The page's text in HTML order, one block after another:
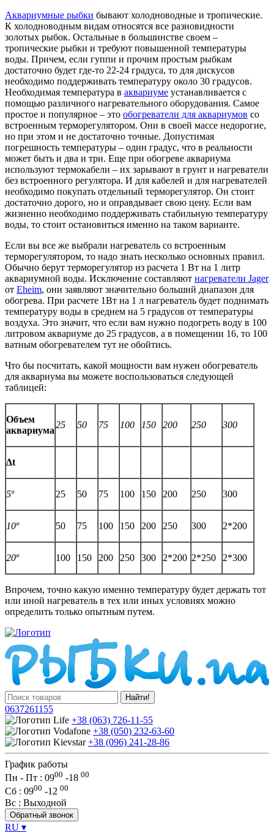
Аквариумные рыбки бывают холодноводные и тропические.
К холодноводным видам относятся все разновидности
золотых рыбок. Остальные в большинстве своем –
тропические рыбки и требуют повышенной температуры
воды. Причем, если гуппи и прочим простым рыбкам
достаточно будет где-то 22-24 градуса, то для дискусов
необходимо поддерживать температуру около 30 градусов.
Необходимая температура в аквариуме устанавливается с
помощью различного нагревательного оборудования. Самое
простое и популярное – это обогреватели для аквариумов со
встроенным терморегулятором. Они в своей массе недорогие,
но при этом и не достаточно точные. Допустимая
погрешность температуры – один градус, что в реальности
может быть и два и три. Еще при обогреве аквариума
используют термокабели – их зарывают в грунт и нагреватели
без встроенного регулятора. И для кабелей и для нагревателей
необходимо покупать отдельный терморегулятор. Он стоит
достаточно дорого, но и оправдывает свою цену. Если вам
жизненно необходимо поддерживать стабильную температуру
воды, то стоит остановиться именно на таком варианте.
Если вы все же выбрали нагреватель со встроенным
терморегулятором, то надо знать несколько основных правил.
Обычно берут терморегулятор из расчета 1 Вт на 1 литр
аквариумной воды. Исключение составляют нагреватели Jager
от Eheim, они заявляют значительно больший диапазон для
обогрева. При расчете 1Вт на 1 л нагреватель будет поднимать
температуру воды в среднем на 5 градусов от температуры
воздуха. Это значит, что если вам нужно подогреть воду в 100
литровом аквариуме до 25 градусов, а в помещении 16, то 100
ватным обогревателем тут не обойтись.
Что бы посчитать, какой мощности вам нужен обогреватель
для аквариума вы можете воспользоваться следующей
таблицей:
Объем
аквариума
25 50 75 100 150 200 250 300
Δt
5º 25 50 75 100 150 200 250 300
10º 50 75 100 150 200 250 300 2*200
20º 100 150 200 250 300 2*200 2*250 2*300
Впрочем, точно какую именно температуру будет держать тот
или иной нагреватель в тех или иных условиях можно
определить только опытным путем.
Найти!
0637261155
+38 (063) 726-11-55
+38 (050) 232-63-60
+38 (096) 241-28-86
График работы
Пн - Пт : 0900 -18 00
Сб : 0900 -12 00
Вс : Выходной
Обратный звонок
RU ▾